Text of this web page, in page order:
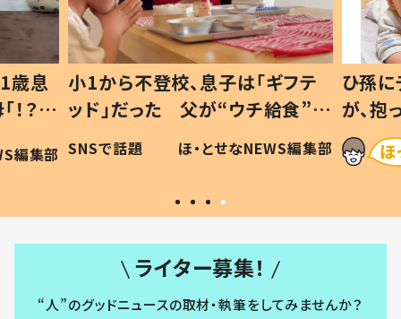
歳息
？」
編集部
小1から不登校、息子は「ギフテ
ッド」だった 父が“ウチ給食”を
作り続ける理由とは #令和の親
#令和の子
SNSで話題 ほ・とせなNEWS編集部
ひ孫
が、
「涙が
い」
ライター募集！
“人”のグッドニュースの取材・執筆をしてみませんか？